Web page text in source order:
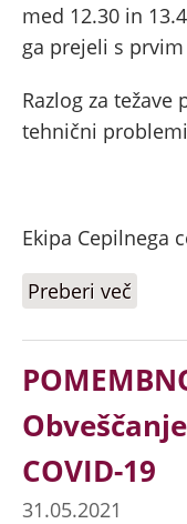
med 12.30 in
ga prejeli s
Razlog za
tehnični
Ekipa Cepilnega
Preberi več
COVID-19
31.05.2021